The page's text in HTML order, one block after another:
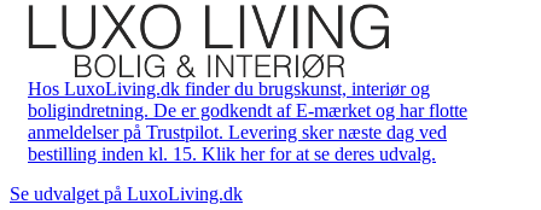
Hos LuxoLiving.dk finder du brugskunst, interiør og
boligindretning. De er godkendt af E-mærket og har flotte
anmeldelser på Trustpilot. Levering sker næste dag ved
bestilling inden kl. 15. Klik her for at se deres udvalg.
Se udvalget på LuxoLiving.dk